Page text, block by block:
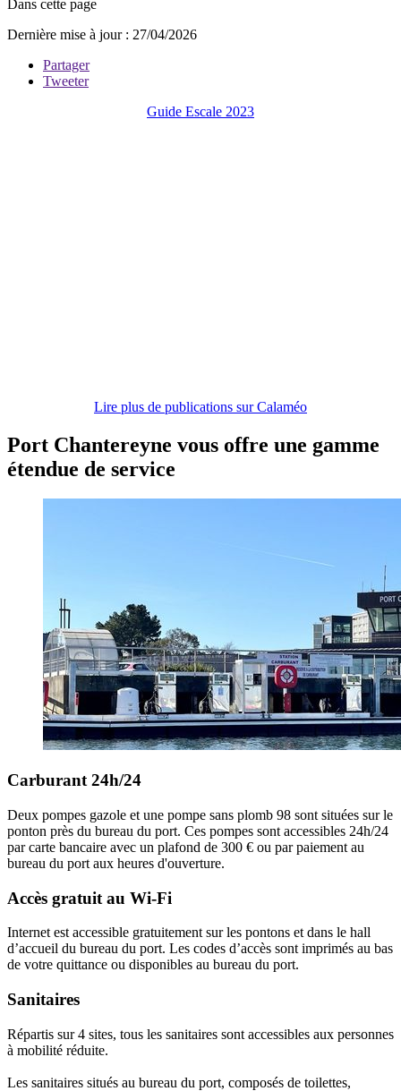
Dans cette page
Dernière mise à jour : 27/04/2026
Partager
Tweeter
Guide Escale 2023
Lire plus de publications sur Calaméo
Port Chantereyne vous offre une gamme
étendue de service
Carburant 24h/24
Deux pompes gazole et une pompe sans plomb 98 sont situées sur le
ponton près du bureau du port. Ces pompes sont accessibles 24h/24
par carte bancaire avec un plafond de 300 € ou par paiement au
bureau du port aux heures d'ouverture.
Accès gratuit au Wi-Fi
Internet est accessible gratuitement sur les pontons et dans le hall
d’accueil du bureau du port. Les codes d’accès sont imprimés au bas
de votre quittance ou disponibles au bureau du port.
Sanitaires
Répartis sur 4 sites, tous les sanitaires sont accessibles aux personnes
à mobilité réduite.
Les sanitaires situés au bureau du port, composés de toilettes,